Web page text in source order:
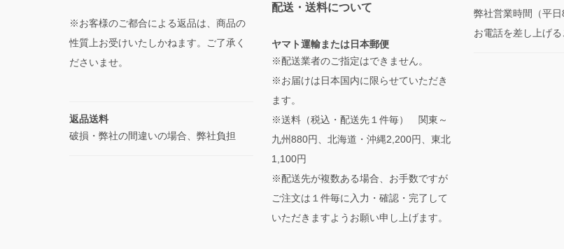
※お客様のご都合による返品は、商品の
性質上お受けいたしかねます。ご了承く
ださいませ。
返品送料
破損・弊社の間違いの場合、弊社負担
配送・送料について
ヤマト運輸または日本郵便
※配送業者のご指定はできません。
※お届けは日本国内に限らせていただき
ます。
※送料（税込・配送先１件毎） 関東～
九州880円、北海道・沖縄2,200円、東北
1,100円
※配送先が複数ある場合、お手数ですが
ご注文は１件毎に入力・確認・完了して
いただきますようお願い申し上げます。
弊社営業時間（平
お電話を差し上げる